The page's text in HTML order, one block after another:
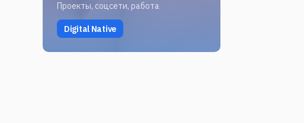
Проекты, соцсети, работа
Digital Native